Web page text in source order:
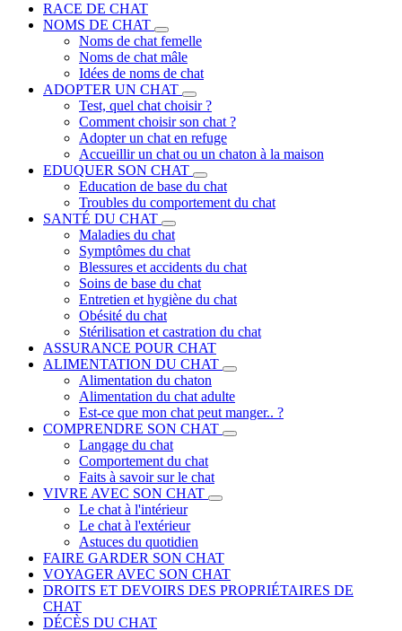
RACE DE CHAT
NOMS DE CHAT
Noms de chat femelle
Noms de chat mâle
Idées de noms de chat
ADOPTER UN CHAT
Test, quel chat choisir ?
Comment choisir son chat ?
Adopter un chat en refuge
Accueillir un chat ou un chaton à la maison
EDUQUER SON CHAT
Education de base du chat
Troubles du comportement du chat
SANTÉ DU CHAT
Maladies du chat
Symptômes du chat
Blessures et accidents du chat
Soins de base du chat
Entretien et hygiène du chat
Obésité du chat
Stérilisation et castration du chat
ASSURANCE POUR CHAT
ALIMENTATION DU CHAT
Alimentation du chaton
Alimentation du chat adulte
Est-ce que mon chat peut manger.. ?
COMPRENDRE SON CHAT
Langage du chat
Comportement du chat
Faits à savoir sur le chat
VIVRE AVEC SON CHAT
Le chat à l'intérieur
Le chat à l'extérieur
Astuces du quotidien
FAIRE GARDER SON CHAT
VOYAGER AVEC SON CHAT
DROITS ET DEVOIRS DES PROPRIÉTAIRES DE
CHAT
DÉCÈS DU CHAT